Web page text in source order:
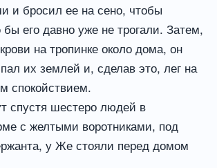
и бросил ее на сено, чтобы
бы его давно уже не трогали. Затем,
на тропинке около дома, он
их землей и, сделав это, лег на
спокойствием.
спустя шестеро людей в
с желтыми воротниками, под
у Же стояли перед домом